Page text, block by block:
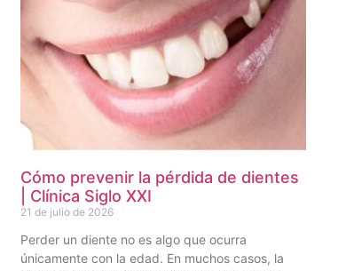
Cómo prevenir la pérdida de dientes
| Clínica Siglo XXI
21 de julio de 2026
Perder un diente no es algo que ocurra
únicamente con la edad. En muchos casos, la